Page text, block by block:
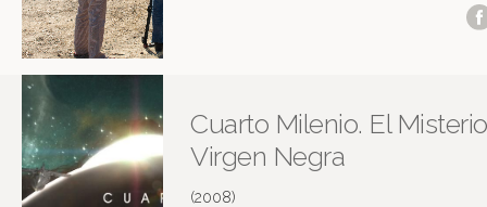
Cuarto Milenio. El
Virgen Negra
(2008)